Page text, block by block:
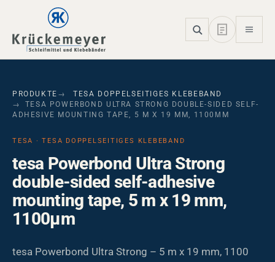
Skip to main navigation
Skip to main content
Skip to page footer
PRODUKTE
TESA DOPPELSEITIGES KLEBEBAND
TESA POWERBOND ULTRA STRONG DOUBLE-SIDED SELF-
ADHESIVE MOUNTING TAPE, 5 M X 19 MM, 1100ΜM
TESA · TESA DOPPELSEITIGES KLEBEBAND
tesa Powerbond Ultra Strong
double-sided self-adhesive
mounting tape, 5 m x 19 mm,
1100µm
tesa Powerbond Ultra Strong – 5 m x 19 mm, 1100